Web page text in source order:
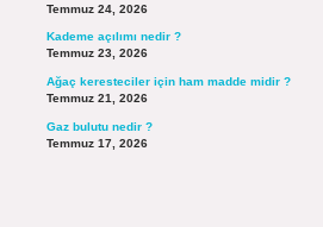
Temmuz 24, 2026
Kademe açılımı nedir ?
Temmuz 23, 2026
Ağaç keresteciler için ham madde midir ?
Temmuz 21, 2026
Gaz bulutu nedir ?
Temmuz 17, 2026